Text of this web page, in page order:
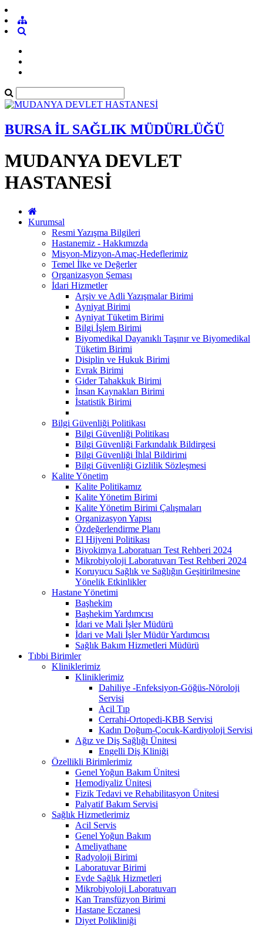
BURSA İL SAĞLIK MÜDÜRLÜĞÜ
MUDANYA DEVLET
HASTANESİ
Kurumsal
Resmi Yazışma Bilgileri
Hastanemiz - Hakkımızda
Misyon-Mizyon-Amaç-Hedeflerimiz
Temel İlke ve Değerler
Organizasyon Şeması
İdari Hizmetler
Arşiv ve Adli Yazışmalar Birimi
Ayniyat Birimi
Ayniyat Tüketim Birimi
Bilgi İşlem Birimi
Biyomedikal Dayanıklı Taşınır ve Biyomedikal
Tüketim Birimi
Disiplin ve Hukuk Birimi
Evrak Birimi
Gider Tahakkuk Birimi
İnsan Kaynakları Birimi
İstatistik Birimi
Bilgi Güvenliği Politikası
Bilgi Güvenliği Politikası
Bilgi Güvenliği Farkındalık Bildirgesi
Bilgi Güvenliği İhlal Bildirimi
Bilgi Güvenliği Gizlilik Sözleşmesi
Kalite Yönetim
Kalite Politikamız
Kalite Yönetim Birimi
Kalite Yönetim Birimi Çalışmaları
Organizasyon Yapısı
Özdeğerlendirme Planı
El Hijyeni Politikası
Biyokimya Laboratuarı Test Rehberi 2024
Mikrobiyoloji Laboratuvarı Test Rehberi 2024
Koruyucu Sağlık ve Sağlığın Geşitirilmesine
Yönelik Etkinlikler
Hastane Yönetimi
Başhekim
Başhekim Yardımcısı
İdari ve Mali İşler Müdürü
İdari ve Mali İşler Müdür Yardımcısı
Sağlık Bakım Hizmetleri Müdürü
Tıbbi Birimler
Kliniklerimiz
Kliniklerimiz
Dahiliye -Enfeksiyon-Göğüs-Nöroloji
Servisi
Acil Tıp
Cerrahi-Ortopedi-KBB Servisi
Kadın Doğum-Çocuk-Kardiyoloji Servisi
Ağız ve Diş Sağlığı Ünitesi
Engelli Diş Kliniği
Özellikli Birimlerimiz
Genel Yoğun Bakım Ünitesi
Hemodiyaliz Ünitesi
Fizik Tedavi ve Rehabilitasyon Ünitesi
Palyatif Bakım Servisi
Sağlık Hizmetlerimiz
Acil Servis
Genel Yoğun Bakım
Ameliyathane
Radyoloji Birimi
Laboratuvar Birimi
Evde Sağlık Hizmetleri
Mikrobiyoloji Laboratuvarı
Kan Transfüzyon Birimi
Hastane Eczanesi
Diyet Polikliniği